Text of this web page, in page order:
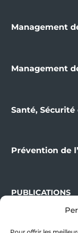
Management
Management
Santé, Sécurité
Prévention de
PUBLICATIONS